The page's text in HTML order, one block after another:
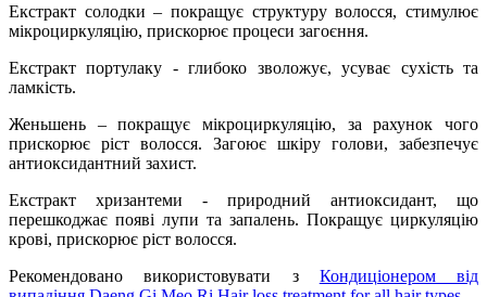
Екстракт солодки – покращує структуру волосся, стимулює
мікроциркуляцію, прискорює процеси загоєння.
Екстракт портулаку - глибоко зволожує, усуває сухість та
ламкість.
Женьшень – покращує мікроциркуляцію, за рахунок чого
прискорює ріст волосся. Загоює шкіру голови, забезпечує
антиоксидантний захист.
Екстракт хризантеми - природний антиоксидант, що
перешкоджає появі лупи та запалень. Покращує циркуляцію
крові, прискорює ріст волосся.
Рекомендовано використовувати з Кондиціонером від